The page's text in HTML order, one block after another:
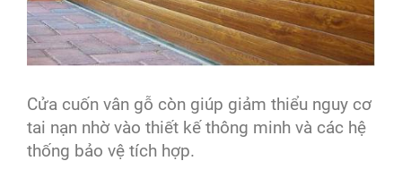
Cửa cuốn vân gỗ còn giúp giảm thiểu nguy cơ
tai nạn nhờ vào thiết kế thông minh và các hệ
thống bảo vệ tích hợp.